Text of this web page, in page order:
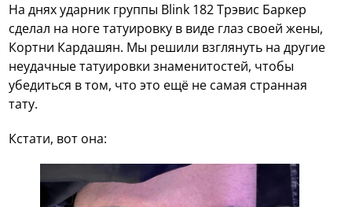
На днях ударник группы Blink 182 Трэвис Баркер
сделал на ноге татуировку в виде глаз своей жены,
Кортни Кардашян. Мы решили взглянуть на другие
неудачные татуировки знаменитостей, чтобы
убедиться в том, что это ещё не самая странная
тату.
Кстати, вот она: